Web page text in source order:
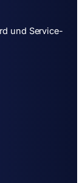
und Service-